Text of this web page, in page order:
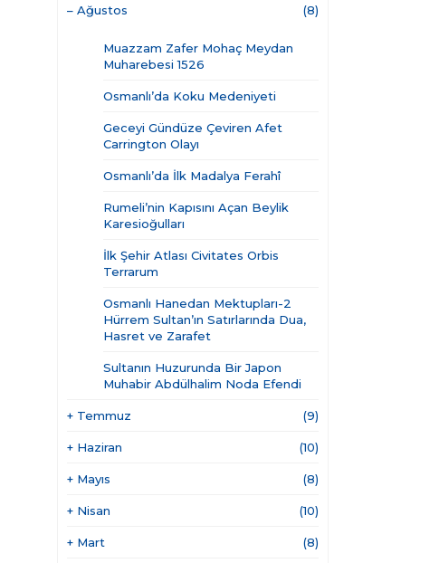
– Ağustos (8)
Muazzam Zafer Mohaç Meydan
Muharebesi 1526
Osmanlı’da Koku Medeniyeti
Geceyi Gündüze Çeviren Afet
Carrington Olayı
Osmanlı’da İlk Madalya Ferahî
Rumeli’nin Kapısını Açan Beylik
Karesioğulları
İlk Şehir Atlası Civitates Orbis
Terrarum
Osmanlı Hanedan Mektupları-2
Hürrem Sultan’ın Satırlarında Dua,
Hasret ve Zarafet
Sultanın Huzurunda Bir Japon
Muhabir Abdülhalim Noda Efendi
+ Temmuz (9)
+ Haziran (10)
+ Mayıs (8)
+ Nisan (10)
+ Mart (8)